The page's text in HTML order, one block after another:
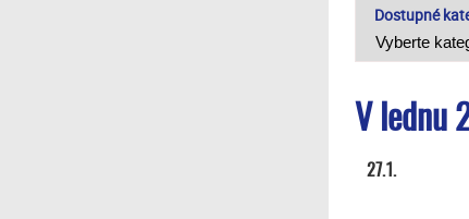
Dostupné
V lednu
27.1.